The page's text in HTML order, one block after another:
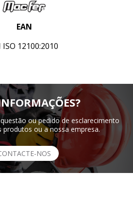
EAN
ISO 12100:2010
ou pedido de esclarecimento
produtos ou a nossa empresa.
NOS